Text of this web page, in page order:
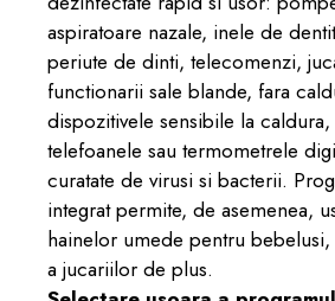
aspiratoare nazale, inele de
periute de dinti, telecomenzi,
functionarii sale blande, fara
dispozitivele sensibile la
telefoanele sau termometrele
curatate de virusi si bacterii.
integrat permite, de asemenea,
hainelor umede pentru
a jucariilor de plus.